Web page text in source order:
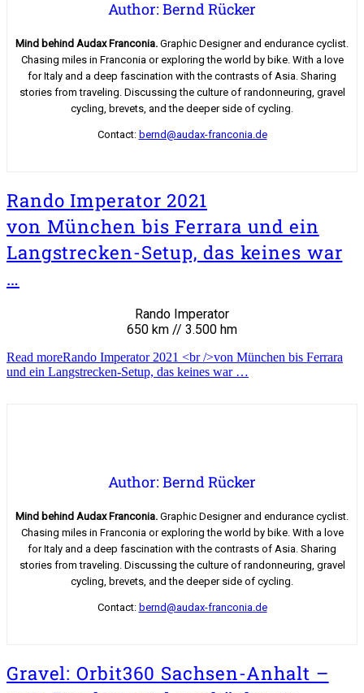
Author: Bernd Rücker
Mind behind Audax Franconia. Graphic Designer and endurance cyclist.
Chasing miles in Franconia or exploring the world by bike. With a love
for Italy and a deep fascination with the contrasts of Asia. Sharing
stories from traveling. Discussing the culture of randonneuring, gravel
cycling, brevets, and the deeper side of cycling.
Contact: bernd@audax-franconia.de
Rando Imperator 2021
von München bis Ferrara und ein
Langstrecken-Setup, das keines war
…
Rando Imperator
650 km // 3.500 hm
Read moreRando Imperator 2021 <br />von München bis Ferrara
und ein Langstrecken-Setup, das keines war …
Author: Bernd Rücker
Mind behind Audax Franconia. Graphic Designer and endurance cyclist.
Chasing miles in Franconia or exploring the world by bike. With a love
for Italy and a deep fascination with the contrasts of Asia. Sharing
stories from traveling. Discussing the culture of randonneuring, gravel
cycling, brevets, and the deeper side of cycling.
Contact: bernd@audax-franconia.de
Gravel: Orbit360 Sachsen-Anhalt –